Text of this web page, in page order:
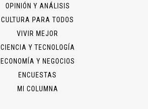
OPINIÓN Y ANÁLISIS
CULTURA PARA TODOS
VIVIR MEJOR
CIENCIA Y TECNOLOGÍA
ECONOMÍA Y NEGOCIOS
ENCUESTAS
MI COLUMNA